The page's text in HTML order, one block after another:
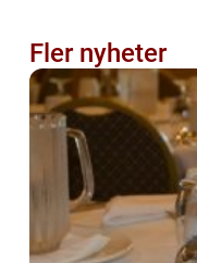
Fler nyheter